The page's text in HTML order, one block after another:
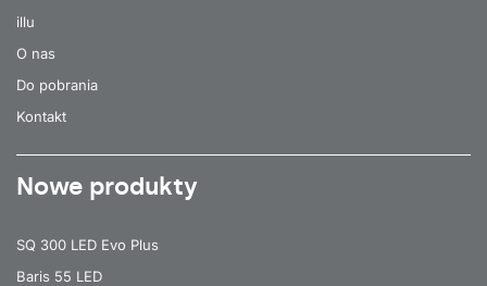
illu
O nas
Do pobrania
Kontakt
Nowe produkty
SQ 300 LED Evo Plus
Baris 55 LED